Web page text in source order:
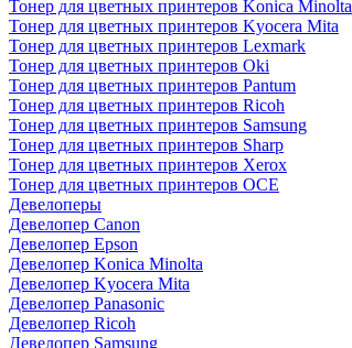
Тонер для цветных принтеров Konica Minolta
Тонер для цветных принтеров Kyocera Mita
Тонер для цветных принтеров Lexmark
Тонер для цветных принтеров Oki
Тонер для цветных принтеров Pantum
Тонер для цветных принтеров Ricoh
Тонер для цветных принтеров Samsung
Тонер для цветных принтеров Sharp
Тонер для цветных принтеров Xerox
Тонер для цветных принтеров OCE
Девелоперы
Девелопер Canon
Девелопер Epson
Девелопер Konica Minolta
Девелопер Kyocera Mita
Девелопер Panasonic
Девелопер Ricoh
Девелопер Samsung